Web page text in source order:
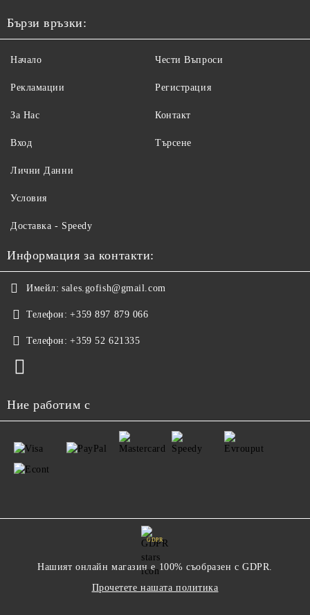
Бързи връзки:
Начало
Рекламации
За Нас
Вход
Чести Въпроси
Регистрация
Контакт
Търсене
Лични Данни
Условия
Доставка - Speedy
Информация за контакти:
Имейл: sales.gofish@gmail.com
Телефон: +359 897 879 066
Телефон: +359 52 621335
Ние работим с
GDPR
Нашият онлайн магазин е 100% съобразен с GDPR.
Прочетете нашата политика